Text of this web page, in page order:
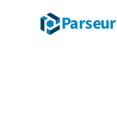
Parseur